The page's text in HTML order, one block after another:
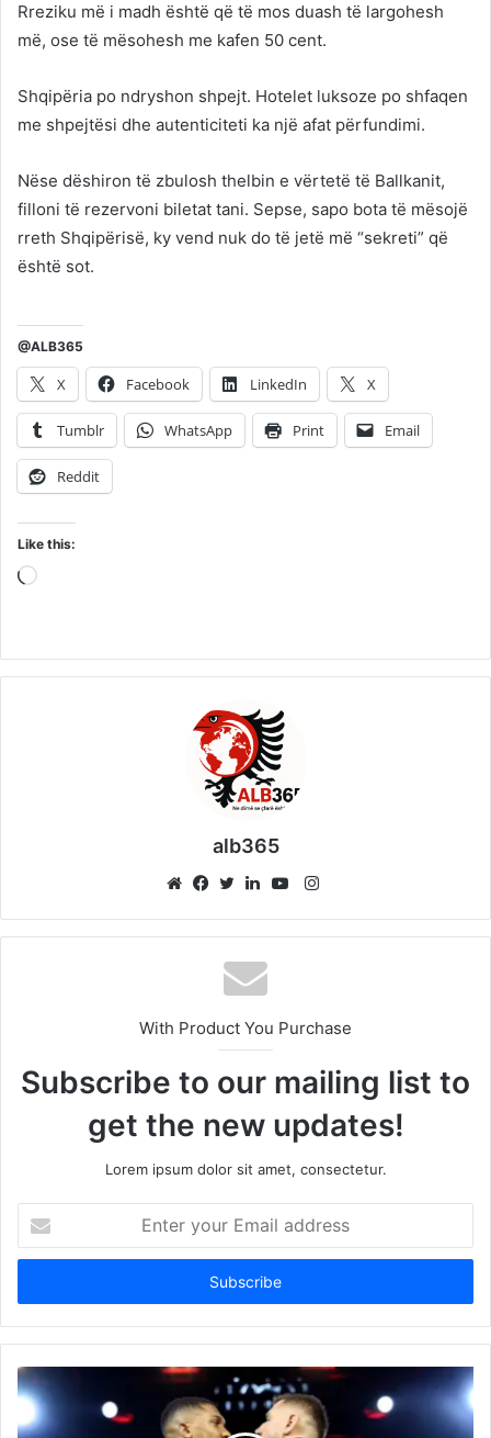
Rreziku më i madh është që të mos duash të largohesh
më, ose të mësohesh me kafen 50 cent.
Shqipëria po ndryshon shpejt. Hotelet luksoze po shfaqen
me shpejtësi dhe autenticiteti ka një afat përfundimi.
Nëse dëshiron të zbulosh thelbin e vërtetë të Ballkanit,
filloni të rezervoni biletat tani. Sepse, sapo bota të mësojë
rreth Shqipërisë, ky vend nuk do të jetë më “sekreti” që
është sot.
@ALB365
X Facebook LinkedIn X
Tumblr WhatsApp Print Email
Reddit
Like this:
Loading…
alb365
Instagram
With Product You Purchase
Subscribe to our mailing list to
get the new updates!
Lorem ipsum dolor sit amet, consectetur.
your
Email